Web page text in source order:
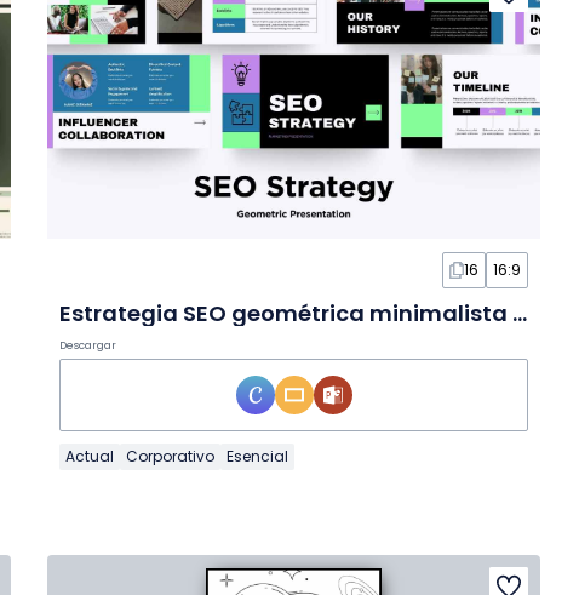
16 16:9
Estrategia SEO geométrica minimalista en Diapositivas
Descargar
Actual Corporativo Esencial